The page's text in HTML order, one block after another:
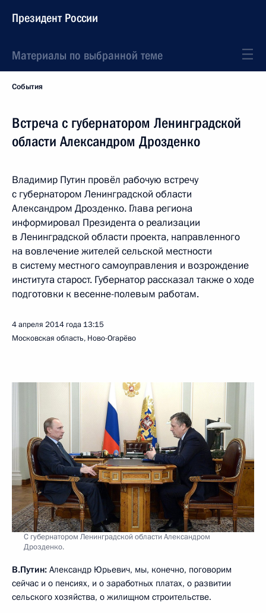
Президент России
Материалы по выбранной теме
События
Встреча с губернатором Ленинградской
области Александром Дрозденко
Владимир Путин провёл рабочую встречу
с губернатором Ленинградской области
Александром Дрозденко. Глава региона
информировал Президента о реализации
в Ленинградской области проекта, направленного
на вовлечение жителей сельской местности
в систему местного самоуправления и возрождение
института старост. Губернатор рассказал также о ходе
подготовки к весенне-полевым работам.
4 апреля 2014 года 13:15
Московская область, Ново-Огарёво
С губернатором Ленинградской области Александром
Дрозденко.
В.Путин: Александр Юрьевич, мы, конечно, поговорим
сейчас и о пенсиях, и о заработных платах, о развитии
сельского хозяйства, о жилищном строительстве.